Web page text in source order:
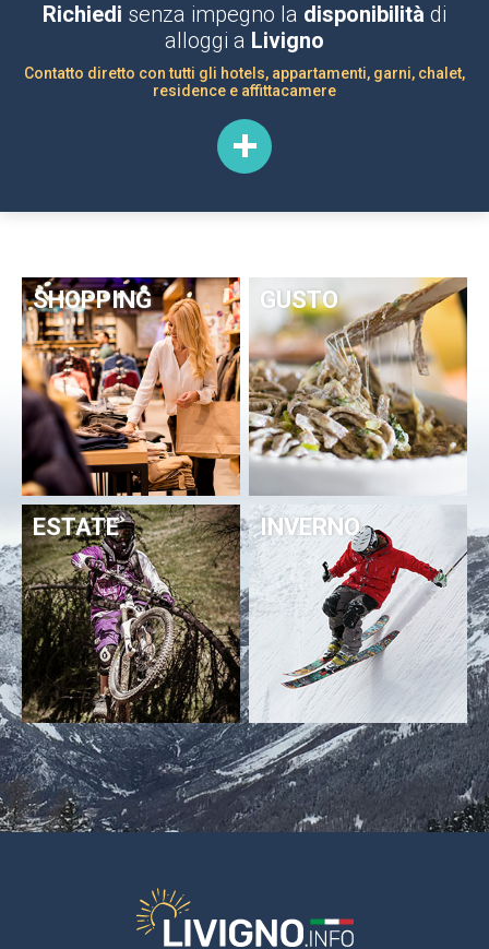
Richiedi senza impegno la disponibilità di
alloggi a Livigno
Contatto diretto con tutti gli hotels, appartamenti, garni, chalet,
residence e affittacamere
SHOPPING GUSTO
ESTATE INVERNO